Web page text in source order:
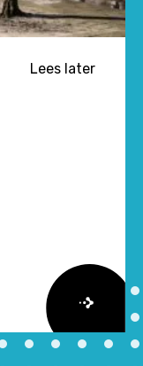
Lees later